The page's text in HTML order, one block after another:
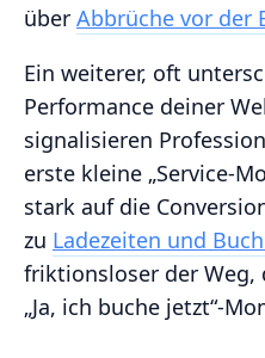
über Abbrüche vor der
Ein weiterer, oft
Performance deiner
signalisieren
erste kleine „Service-
stark auf die
zu Ladezeiten und
friktionsloser der
„Ja, ich buche jetzt“-